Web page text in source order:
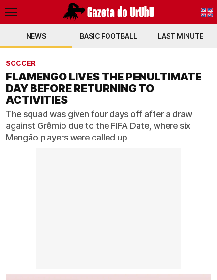
NEWS BASIC FOOTBALL LAST MINUTE
SOCCER
FLAMENGO LIVES THE PENULTIMATE
DAY BEFORE RETURNING TO
ACTIVITIES
The squad was given four days off after a draw
against Grêmio due to the FIFA Date, where six
Mengão players were called up